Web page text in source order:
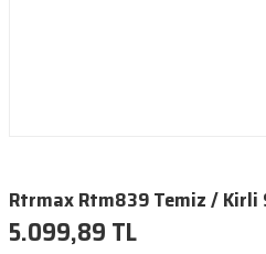
Rtrmax Rtm839 Temiz / Kirli
5.099,89 TL